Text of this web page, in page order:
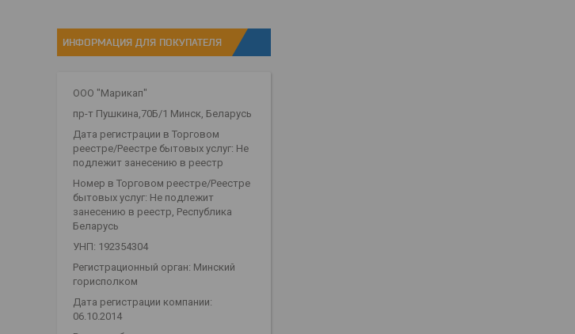
ИНФОРМАЦИЯ ДЛЯ ПОКУПАТЕЛЯ
OOO "Марикап"
пр-т Пушкина,70Б/1 Минск, Беларусь
Дата регистрации в Торговом
реестре/Реестре бытовых услуг: Не
подлежит занесению в реестр
Номер в Торговом реестре/Реестре
бытовых услуг: Не подлежит
занесению в реестр, Республика
Беларусь
УНП: 192354304
Регистрационный орган: Минский
горисполком
Дата регистрации компании:
06.10.2014